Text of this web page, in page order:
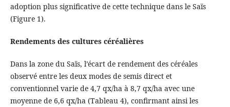
adoption plus significative de cette technique dans le Saïs
(Figure 1).
Rendements des cultures céréalières
Dans la zone du Saïs, l’écart de rendement des céréales
observé entre les deux modes de semis direct et
conventionnel varie de 4,7 qx/ha à 8,7 qx/ha avec une
moyenne de 6,6 qx/ha (Tableau 4), confirmant ainsi les